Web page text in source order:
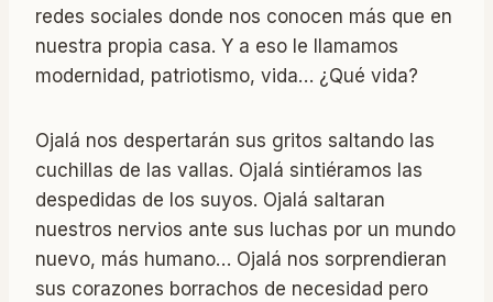
redes sociales donde nos conocen más que en
nuestra propia casa. Y a eso le llamamos
modernidad, patriotismo, vida… ¿Qué vida?
Ojalá nos despertarán sus gritos saltando las
cuchillas de las vallas. Ojalá sintiéramos las
despedidas de los suyos. Ojalá saltaran
nuestros nervios ante sus luchas por un mundo
nuevo, más humano… Ojalá nos sorprendieran
sus corazones borrachos de necesidad pero